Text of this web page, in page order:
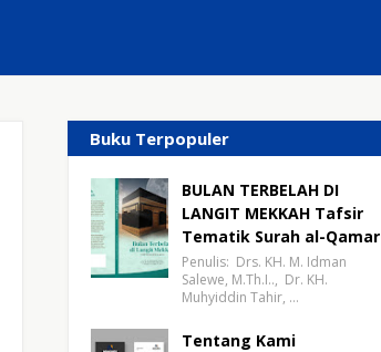
Buku Terpopuler
BULAN TERBELAH DI
LANGIT MEKKAH Tafsir
Tematik Surah al-Qamar
Penulis: Drs. KH. M. Idman
Salewe, M.Th.I.., Dr. KH.
Muhyiddin Tahir, …
Tentang Kami